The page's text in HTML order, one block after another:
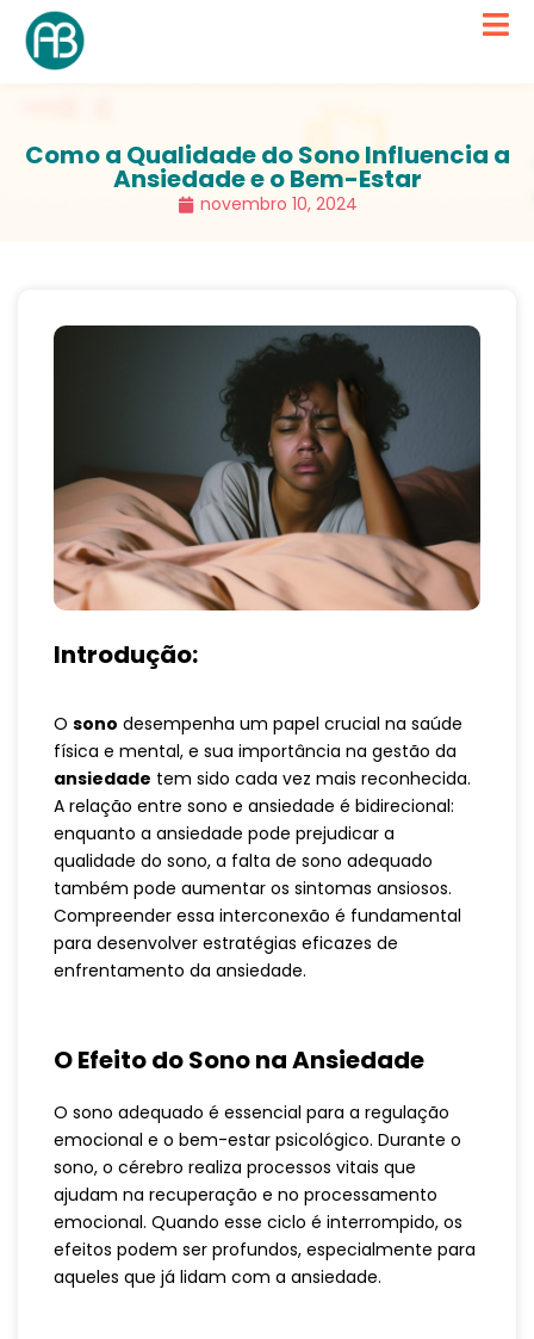
Como a Qualidade do Sono Influencia a
Ansiedade e o Bem-Estar
novembro 10, 2024
Introdução:
O sono desempenha um papel crucial na saúde
física e mental, e sua importância na gestão da
ansiedade tem sido cada vez mais reconhecida.
A relação entre sono e ansiedade é bidirecional:
enquanto a ansiedade pode prejudicar a
qualidade do sono, a falta de sono adequado
também pode aumentar os sintomas ansiosos.
Compreender essa interconexão é fundamental
para desenvolver estratégias eficazes de
enfrentamento da ansiedade.
O Efeito do Sono na Ansiedade
O sono adequado é essencial para a regulação
emocional e o bem-estar psicológico. Durante o
sono, o cérebro realiza processos vitais que
ajudam na recuperação e no processamento
emocional. Quando esse ciclo é interrompido, os
efeitos podem ser profundos, especialmente para
aqueles que já lidam com a ansiedade.